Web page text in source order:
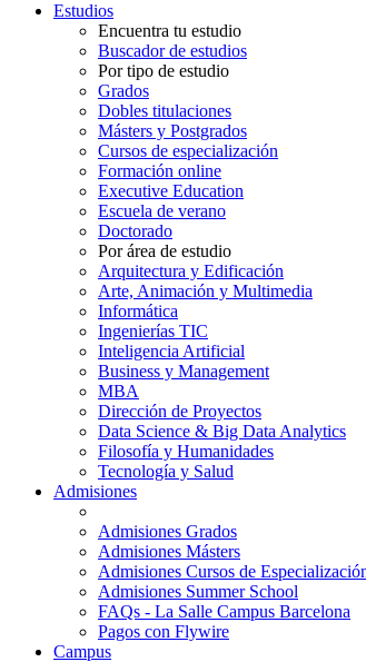
Estudios
Encuentra tu estudio
Buscador de estudios
Por tipo de estudio
Grados
Dobles titulaciones
Másters y Postgrados
Cursos de especialización
Formación online
Executive Education
Escuela de verano
Doctorado
Por área de estudio
Arquitectura y Edificación
Arte, Animación y Multimedia
Informática
Ingenierías TIC
Inteligencia Artificial
Business y Management
MBA
Dirección de Proyectos
Data Science & Big Data Analytics
Filosofía y Humanidades
Tecnología y Salud
Admisiones
Admisiones Grados
Admisiones Másters
Admisiones Cursos de
Admisiones Summer School
FAQs - La Salle Campus Barcelona
Pagos con Flywire
Campus